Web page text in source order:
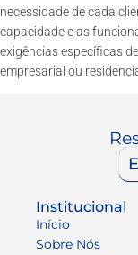
necessidade de cada
capacidade e as
exigências específicas
empresarial ou
Institucional
Início
Sobre Nós